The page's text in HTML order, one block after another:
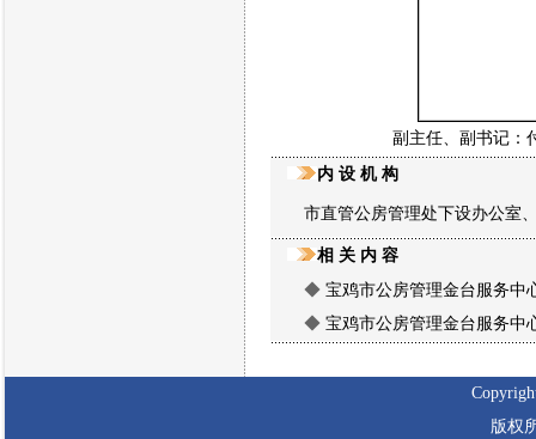
副主任、副书记：
内 设 机 构
市直管公房管理处下设办公室、
相 关 内 容
◆ 宝鸡市公房管理金台服务中
◆ 宝鸡市公房管理金台服务中
版权